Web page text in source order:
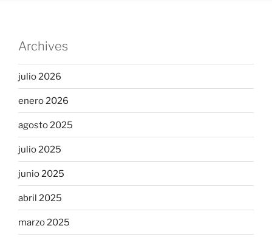
Archives
julio 2026
enero 2026
agosto 2025
julio 2025
junio 2025
abril 2025
marzo 2025